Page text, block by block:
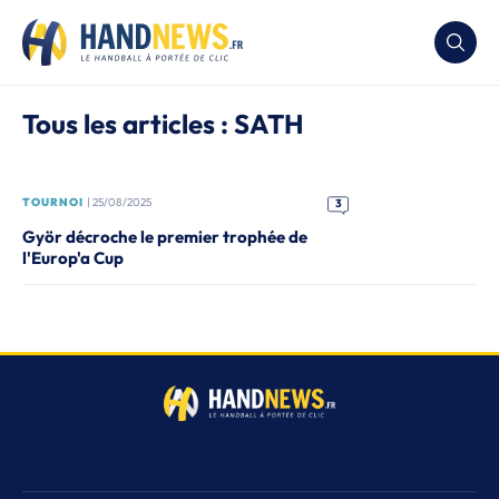
Tous les articles : SATH
TOURNOI | 25/08/2025 3
Györ décroche le premier trophée de
l'Europ'a Cup